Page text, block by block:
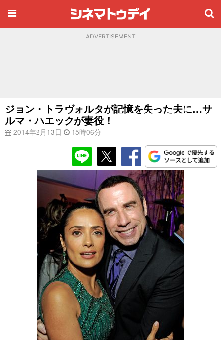
ADVERTISEMENT
ジョン・トラヴォルタが記憶を失った夫に…サ
ルマ・ハエックが妻役！
2014年2月13日 15時06分